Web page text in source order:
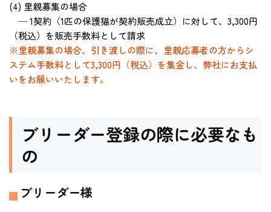
(4) 里親募集の場合
─ 1契約（1匹の保護猫が契約販売成立）に対して、3,300円
（税込）を販売手数料として請求
※里親募集の場合、引き渡しの際に、里親応募者の方からシ
ステム手数料として3,300円（税込）を集金し、弊社にお支払
いをお願いいたします。
ブリーダー登録の際に必要なも
の
ブリーダー様